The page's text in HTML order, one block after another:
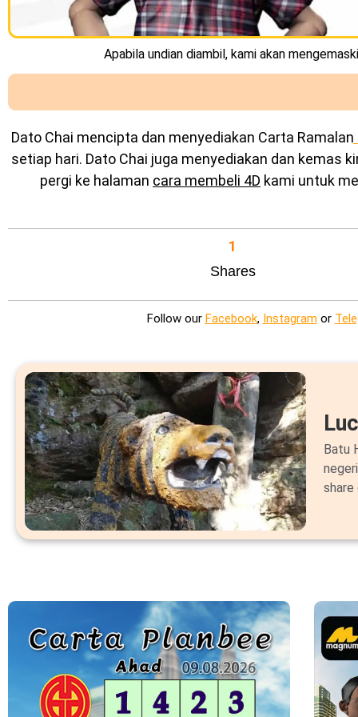
Apabila undian diambil, kami akan
Dato Chai mencipta dan menyediakan Carta Ramalan
setiap hari. Dato Chai juga menyediakan dan kemas
pergi ke halaman cara membeli 4D kami untuk
Shares
1
Follow our Facebook, Instagram or
Batu
share